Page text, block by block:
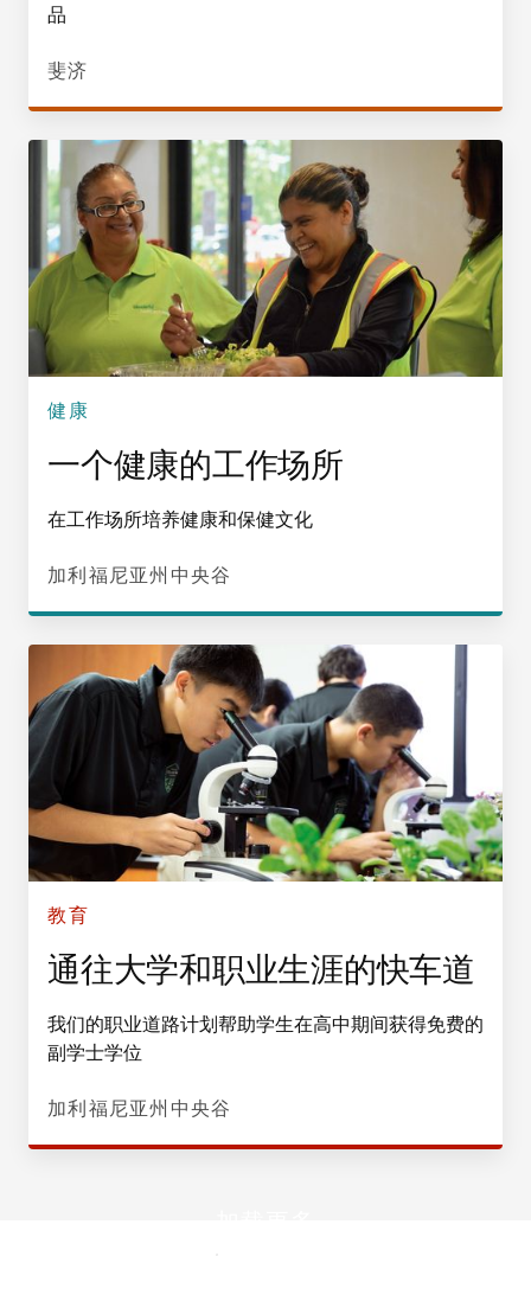
品
斐济
健康
一个健康的工作场所
在工作场所培养健康和保健文化
加利福尼亚州中央谷
教育
通往大学和职业生涯的快车道
我们的职业道路计划帮助学生在高中期间获得免费的
副学士学位
加利福尼亚州中央谷